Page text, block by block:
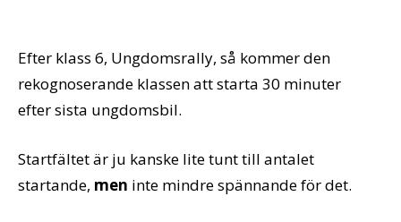
Efter klass 6, Ungdomsrally, så kommer den
rekognoserande klassen att starta 30 minuter
efter sista ungdomsbil.
Startfältet är ju kanske lite tunt till antalet
startande, men inte mindre spännande för det.